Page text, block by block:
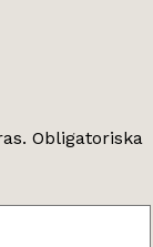
Obligatoriska